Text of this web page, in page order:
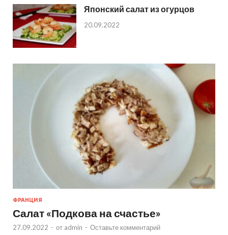
Японский салат из огурцов
20.09.2022
ФРАНЦИЯ
Салат «Подкова на счастье»
27.09.2022 - от admin - Оставьте комментарий